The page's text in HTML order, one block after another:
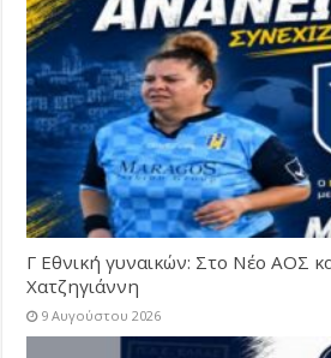
Γ Εθνική γυναικών: Στο Νέο ΑΟΣ
Χατζηγιάννη
9 Αυγούστου 2026